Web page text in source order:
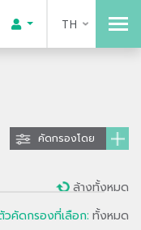
TH
คัดกรองโดย
วคัดกรองที่เลือก: ทั้งหมด
ล้างทั้งหมด